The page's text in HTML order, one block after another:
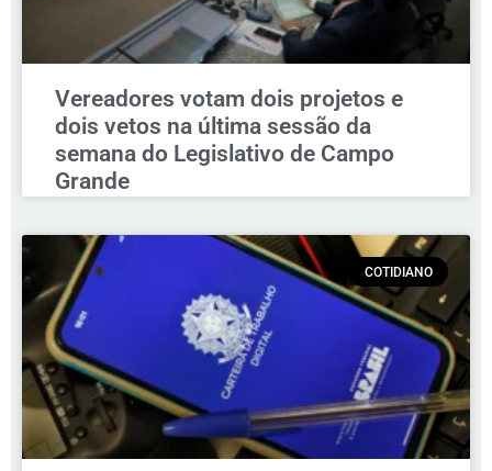
Vereadores votam dois projetos e
dois vetos na última sessão da
semana do Legislativo de Campo
Grande
COTIDIANO